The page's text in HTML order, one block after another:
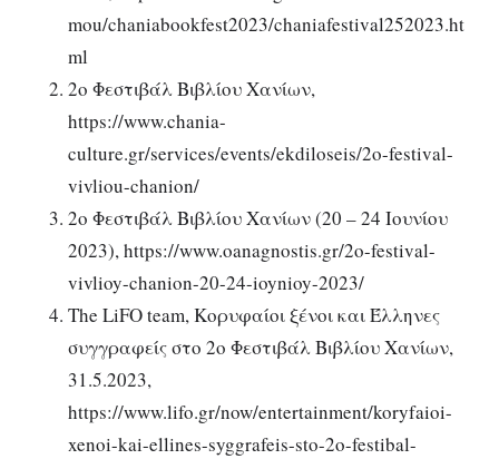
mou/chaniabookfest2023/chaniafestival252023.ht
ml
2ο Φεστιβάλ Βιβλίου Χανίων,
https://www.chania-
culture.gr/services/events/ekdiloseis/2o-festival-
vivliou-chanion/
2ο Φεστιβάλ Βιβλίου Χανίων (20 – 24 Ιουνίου
2023), https://www.oanagnostis.gr/2o-festival-
vivlioy-chanion-20-24-ioynioy-2023/
The LiFO team, Κορυφαίοι ξένοι και Έλληνες
συγγραφείς στο 2ο Φεστιβάλ Βιβλίου Χανίων,
31.5.2023,
https://www.lifo.gr/now/entertainment/koryfaioi-
xenoi-kai-ellines-syggrafeis-sto-2o-festibal-